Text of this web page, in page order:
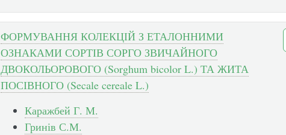
ФОРМУВАННЯ КОЛЕКЦІЙ З ЕТАЛОННИМИ
ОЗНАКАМИ СОРТІВ СОРГО ЗВИЧАЙНОГО
ДВОКОЛЬОРОВОГО (Sorghum bicolor L.) ТА ЖИТА
ПОСІВНОГО (Secale cereale L.)
Каражбей Г. М.
Гринів С.М.